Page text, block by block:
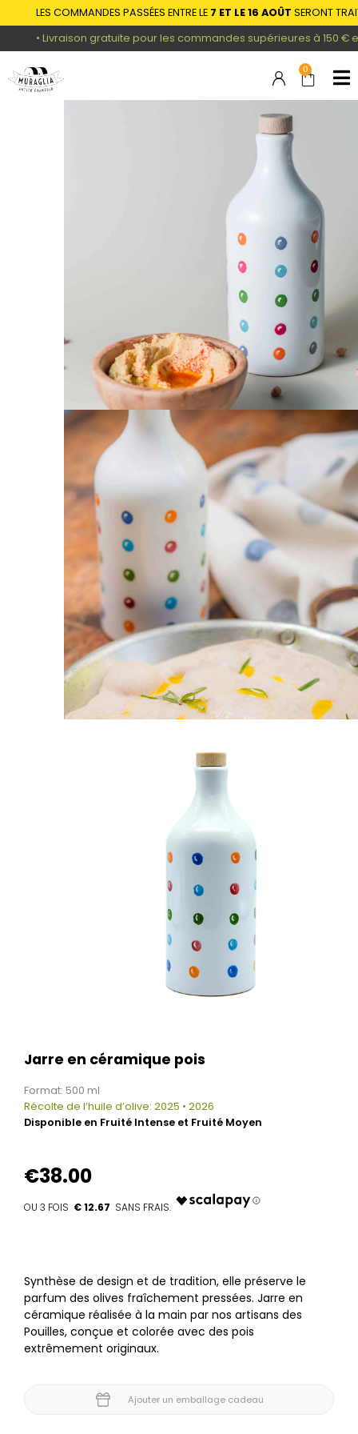
LES COMMANDES PASSÉES ENTRE LE7 ET LE 16 AOÛTSERONT
• Livraison gratuite pour les commandes supérieures à 150 €
0
Jarre en céramique pois
Format: 500 ml
Récolte de l’huile d’olive: 2025 • 2026
Disponible en Fruité Intense et Fruité Moyen
€38.00
€ 12.67
Synthèse de design et de tradition, elle préserve le
parfum des olives fraîchement pressées. Jarre en
céramique réalisée à la main par nos artisans des
Pouilles, conçue et colorée avec des pois
extrêmement originaux.
Ajouter un emballage cadeau